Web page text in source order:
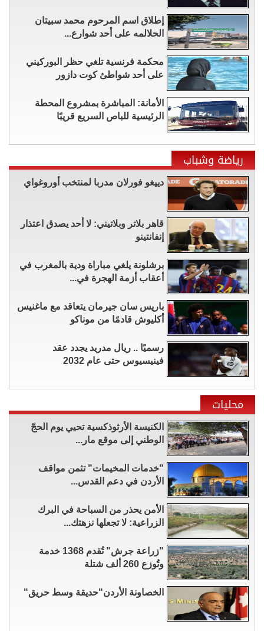
إطلاق اسم المرحوم محمد سبيتان
الحلالمه على أحد شوارع...
محكمة فرنسية تلغي حظر البوركيني
على أحد شواطئ كوت دازور
الأمانة: المباشرة بمشروع المحطة
الرئيسية للباص السريع قريبًا
رياضة وشباب
دييغو فورلان مدربا لمنتخب أوروغواي
قاهر بلاتر وبلاتيني: لا أحد يصدق اعتذار
إنفانتينو
برشلونة يلغي مباراة ودية بالمغرب في
أعقاب أزمة الهجرة في...
باريس سان جيرمان يتعاقد مع ماغنيس
أكليوش قادمًا من موناكو
رسميًا .. ريال مدريد يجدد عقد
فينيسيوس حتى عام 2032
محليات
الكنيسة الأرثوذكسية تحيي يوم الحجّ
الوطني إلى موقع مار...
"خدمات المخيمات" تثمن مواقف
الأردن في دعم القدس...
الأمن يحذر من السباحة في البرك
الزراعية: لا تجعلها نزهتك...
"زراعة جرش" تُقدم 1368 خدمة
وتُوزع 260 ألف شتلة
الخصاونة الأردن"حديقة وسط حريق"